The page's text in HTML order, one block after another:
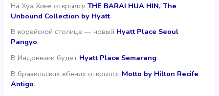
На Хуа Хине открылсяTHE BARAI HUA HIN, The
Unbound Collection by Hyatt.
В корейской столице — новый Hyatt Place Seoul
Pangyo.
В Индонезии будет Hyatt Place Semarang.
В бразильских ебенях открылся Motto by Hilton Recife
Antigo.